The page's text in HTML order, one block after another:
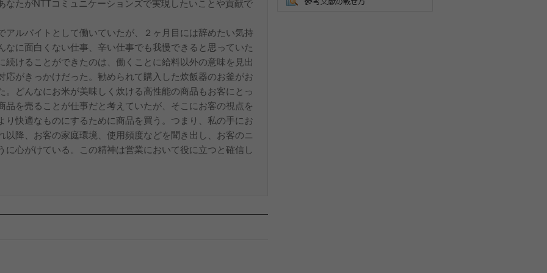
なたがNTTコミュニケーションズで実現したいことや貢献で
アルバイトとして働いていたが、２ヶ月目には辞めたい気持
なに面白くない仕事、辛い仕事でも我慢できると思っていた
続けることができたのは、働くことに給料以外の意味を見出
応がきっかけだった。勧められて購入した炊飯器のお釜がお
。どんなにお米が美味しく炊ける高性能の商品もお客にとっ
品を売ることが仕事だと考えていたが、そこにお客の視点を
り快適なものにするために商品を買う。つまり、私の手にお
以降、お客の家庭環境、使用頻度などを聞き出し、お客のニ
に心がけている。この精神は営業において役に立つと確信し